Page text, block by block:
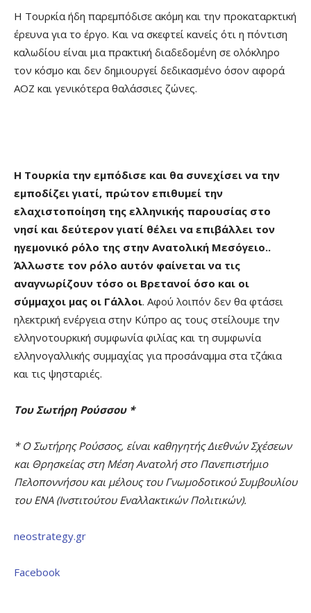
Η Τουρκία ήδη παρεμπόδισε ακόμη και την προκαταρκτική
έρευνα για το έργο. Και να σκεφτεί κανείς ότι η πόντιση
καλωδίου είναι μια πρακτική διαδεδομένη σε ολόκληρο
τον κόσμο και δεν δημιουργεί δεδικασμένο όσον αφορά
ΑΟΖ και γενικότερα θαλάσσιες ζώνες.
Η Τουρκία την εμπόδισε και θα συνεχίσει να την
εμποδίζει γιατί, πρώτον επιθυμεί την
ελαχιστοποίηση της ελληνικής παρουσίας στο
νησί και δεύτερον γιατί θέλει να επιβάλλει τον
ηγεμονικό ρόλο της στην Ανατολική Μεσόγειο..
Άλλωστε τον ρόλο αυτόν φαίνεται να τις
αναγνωρίζουν τόσο οι Βρετανοί όσο και οι
σύμμαχοι μας οι Γάλλοι. Αφού λοιπόν δεν θα φτάσει
ηλεκτρική ενέργεια στην Κύπρο ας τους στείλουμε την
ελληνοτουρκική συμφωνία φιλίας και τη συμφωνία
ελληνογαλλικής συμμαχίας για προσάναμμα στα τζάκια
και τις ψησταριές.
Του Σωτήρη Ρούσσου *
* O Σωτήρης Ρούσσος, είναι καθηγητής Διεθνών Σχέσεων
και Θρησκείας στη Μέση Ανατολή στο Πανεπιστήμιο
Πελοποννήσου και μέλους του Γνωμοδοτικού Συμβουλίου
του ΕΝΑ (Ινστιτούτου Εναλλακτικών Πολιτικών).
neostrategy.gr
Facebook